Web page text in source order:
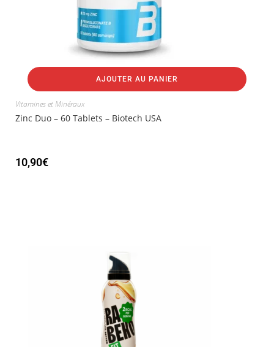
AJOUTER AU PANIER
Vitamines et Minéraux
Zinc Duo – 60 Tablets – Biotech USA
10,90€